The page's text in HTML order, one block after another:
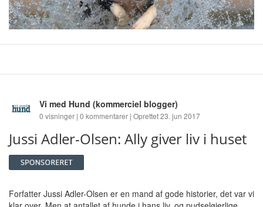
Vi med Hund (kommerciel blogger)
0 visninger | 0 kommentarer | Oprettet 23. jun 2017
Jussi Adler-Olsen: Ally giver liv i huset
Forfatter Jussi Adler-Olsen er en mand af gode historier, det var vi